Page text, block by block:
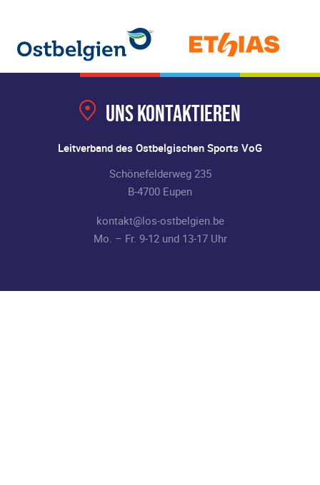
Uns kontaktieren
Leitverband des Ostbelgischen Sports VoG
Schönefelderweg 235
B-4700 Eupen
kontakt@los-ostbelgien.be
Mo. – Fr. 9-12 und 13-17 Uhr
Beschwerden